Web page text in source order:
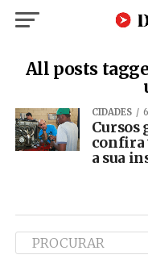
All posts
CIDADES
Cursos
confira
a sua